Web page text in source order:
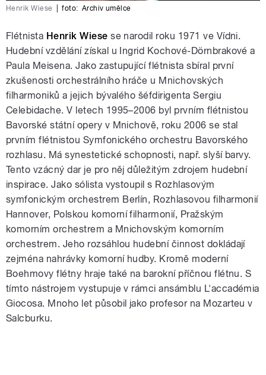
Henrik Wiese foto: Archiv umělce
Flétnista Henrik Wiese se narodil roku 1971 ve Vídni.
Hudební vzdělání získal u Ingrid Kochové-Dörnbrakové a
Paula Meisena. Jako zastupující flétnista sbíral první
zkušenosti orchestrálního hráče u Mnichovských
filharmoniků a jejich bývalého šéfdirigenta Sergiu
Celebidache. V letech 1995–2006 byl prvním flétnistou
Bavorské státní opery v Mnichově, roku 2006 se stal
prvním flétnistou Symfonického orchestru Bavorského
rozhlasu. Má synestetické schopnosti, např. slyší barvy.
Tento vzácný dar je pro něj důležitým zdrojem hudební
inspirace. Jako sólista vystoupil s Rozhlasovým
symfonickým orchestrem Berlín, Rozhlasovou filharmonií
Hannover, Polskou komorní filharmonií, Pražským
komorním orchestrem a Mnichovským komorním
orchestrem. Jeho rozsáhlou hudební činnost dokládají
zejména nahrávky komorní hudby. Kromě moderní
Boehmovy flétny hraje také na barokní příčnou flétnu. S
tímto nástrojem vystupuje v rámci ansámblu L'accadémia
Giocosa. Mnoho let působil jako profesor na Mozarteu v
Salcburku.